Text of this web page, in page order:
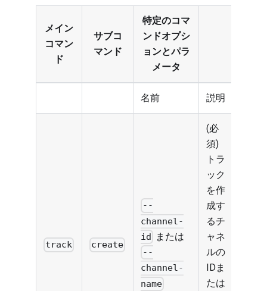
メイン
コマン
ド
サブコ
マンド
特定のコマ
ンドオプシ
ョンとパラ
メータ
名前 説明
track create
--
channel-
id
または
--
channel-
name
(必
須)
トラ
ック
を作
成す
るチ
ャネ
ルの
IDま
たは